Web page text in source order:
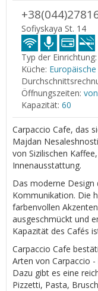
Sofiyskaya St. 14
Typ der Einrichtung:
Küche: Europäische
Öffnungszeiten:
Kapazität: 60
Carpaccio Cafe, das
Majdan
von Sizilischen
Innenausstattung.
Das moderne Design
Kommunikation. Die
farbenvollen
ausgeschmückt und
Kapazität des Cafés
Carpaccio Cafe
Arten von Carpaccio
Dazu gibt es eine
Pizzetti, Pasta,